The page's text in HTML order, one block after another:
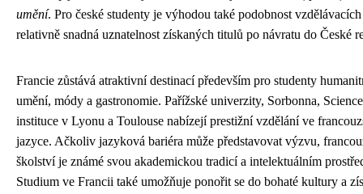
umění. Pro české studenty je výhodou také podobnost vzdělávacích
relativně snadná uznatelnost získaných titulů po návratu do České
Francie zůstává atraktivní destinací především pro studenty
umění, módy a gastronomie. Pařížské univerzity, Sorbonna,
instituce v Lyonu a Toulouse nabízejí prestižní vzdělání ve
jazyce. Ačkoliv jazyková bariéra může představovat výzvu,
školství je známé svou akademickou tradicí a intelektuálním
Studium ve Francii také umožňuje ponořit se do bohaté kultury a